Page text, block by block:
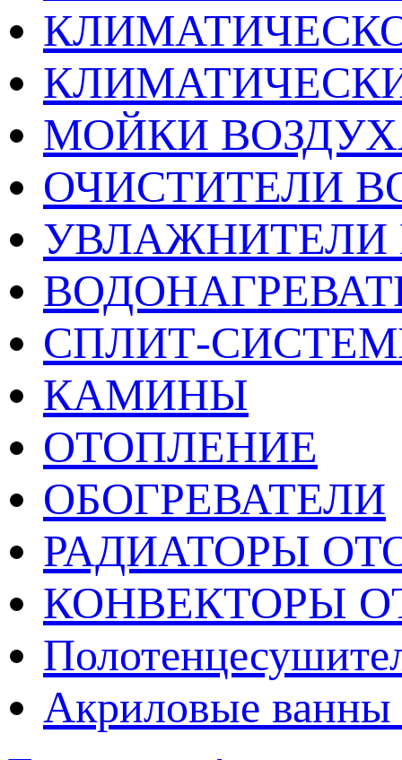
МОЙКИ
ОЧИСТИТЕЛИ
УВЛАЖНИТЕЛИ
СПЛИТ-
КАМИНЫ
ОТОПЛЕНИЕ
ОБОГРЕВАТЕЛИ
РАДИАТОРЫ
КОНВЕКТОРЫ
Акриловые ванны